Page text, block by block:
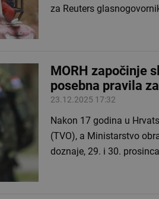
za Reuters
MORH započinje
posebna pravila
23.12.2025 17:32
Nakon 17 godina u
(TVO), a Ministarstvo
doznaje, 29. i 30.